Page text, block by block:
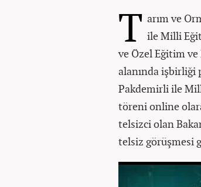
T arım ve
ile Milli
ve Özel Eğitim
alanında işbirliği
Pakdemirli ile
töreni online
telsizci olan
telsiz görüşmesi